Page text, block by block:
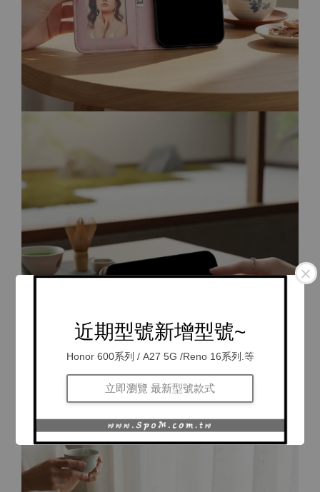
近期型號新增型號~
Honor 600系列 / A27 5G /Reno 16系列.等
立即瀏覽 最新型號款式